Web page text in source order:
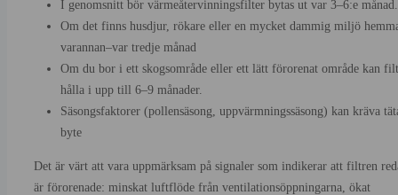
I genomsnitt bör värmeåtervinningsfilter bytas ut var 3–6:e månad.
Om det finns husdjur, rökare eller en mycket dammig miljö
varannan–var tredje månad
Om du bor i ett skogsområde eller ett lätt förorenat område kan
hålla i upp till 6–9 månader.
Säsongsfaktorer (pollensäsong, uppvärmningssäsong) kan kräva
byte
Det är värt att vara uppmärksam på signaler som indikerar att filtren
är förorenade: minskat luftflöde från ventilationsöppningarna, ökat